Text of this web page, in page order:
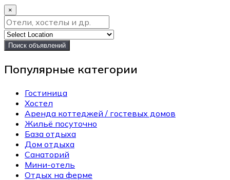
×
Поиск объявлений
Популярные категории
Гостиница
Хостел
Аренда коттеджей / гостевых домов
Жильё посуточно
База отдыха
Дом отдыха
Санаторий
Мини-отель
Отдых на ферме